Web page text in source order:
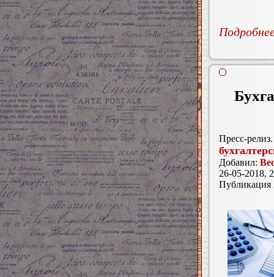
Пресс-релиз.
Добавил:
26-05-2018,